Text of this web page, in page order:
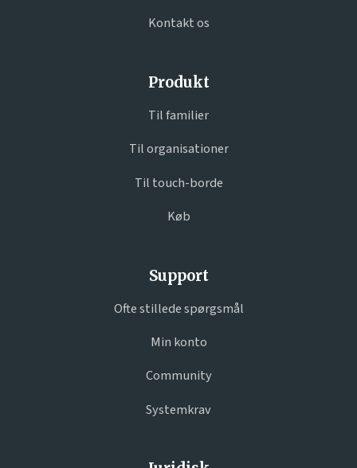
Kontakt os
Produkt
Til familier
Til organisationer
Til touch-borde
Køb
Support
Ofte stillede spørgsmål
Min konto
Community
Systemkrav